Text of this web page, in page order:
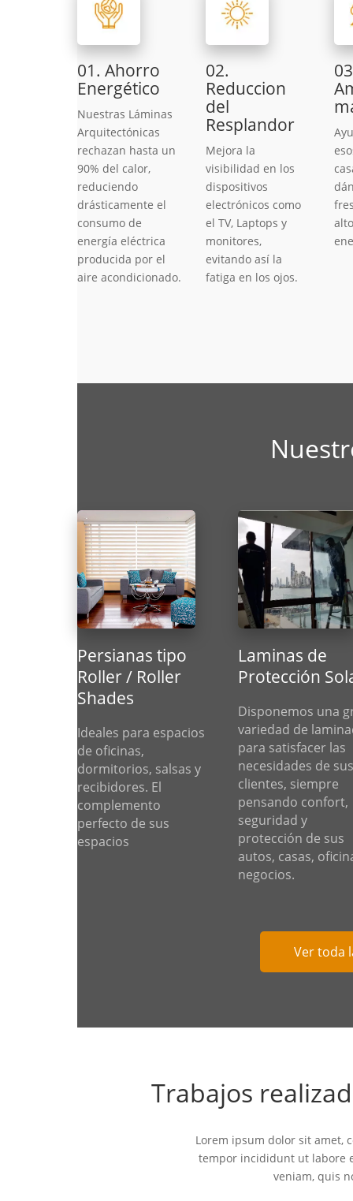
01. Ahorro
Energético
Nuestras Láminas
Arquitectónicas
rechazan hasta un
90% del calor,
reduciendo
drásticamente el
consumo de
energía eléctrica
producida por el
aire acondicionado.
02.
Reduccion
del
Resplandor
Mejora la
visibilidad en los
dispositivos
electrónicos como
el TV, Laptops y
monitores,
evitando así la
fatiga en los ojos.
Persianas tipo
Roller / Roller
Shades
Ideales para espacios
de oficinas,
dormitorios, salsas y
recibidores. El
complemento
perfecto de sus
espacios
Laminas de
Protección
Disponemos una
variedad de
para satisfacer las
necesidades de sus
clientes, siempre
pensando confort,
seguridad y
protección de sus
autos, casas,
negocios.
Ver toda
Trabajos
Lorem ipsum dolor sit amet,
tempor incididunt ut labore
veniam, quis